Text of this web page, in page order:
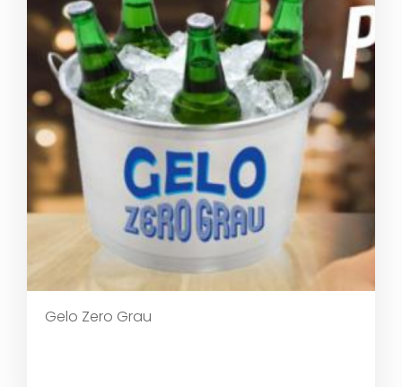
Gelo Zero Grau